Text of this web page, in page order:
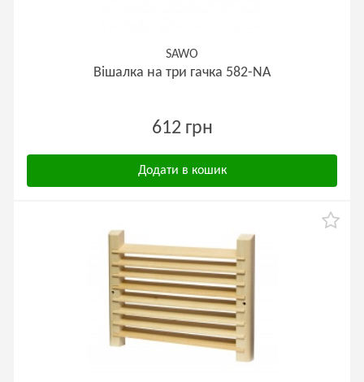
SAWO
Вішалка на три гачка 582-NA
612 грн
Додати в кошик